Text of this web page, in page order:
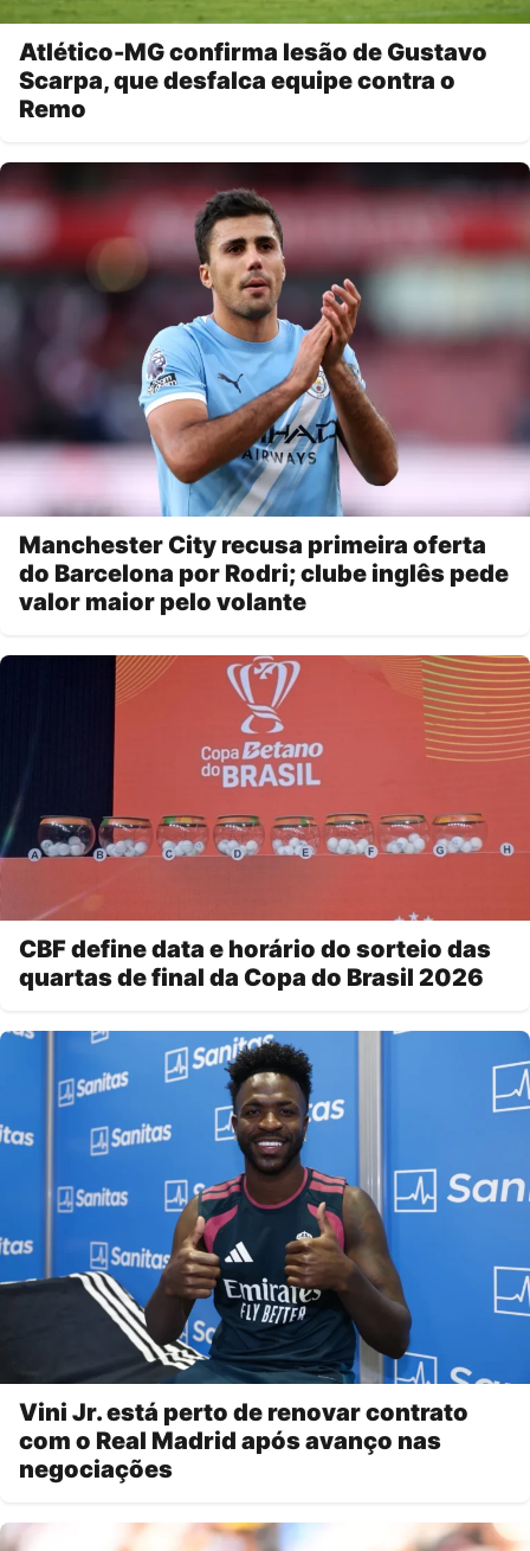
Atlético-MG confirma lesão de Gustavo
Scarpa, que desfalca equipe contra o
Remo
Manchester City recusa primeira oferta
do Barcelona por Rodri; clube inglês pede
valor maior pelo volante
CBF define data e horário do sorteio das
quartas de final da Copa do Brasil 2026
Vini Jr. está perto de renovar contrato
com o Real Madrid após avanço nas
negociações